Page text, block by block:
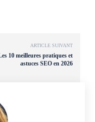
ARTICLE SUIVANT
10 meilleures pratiques et
astuces SEO en 2026